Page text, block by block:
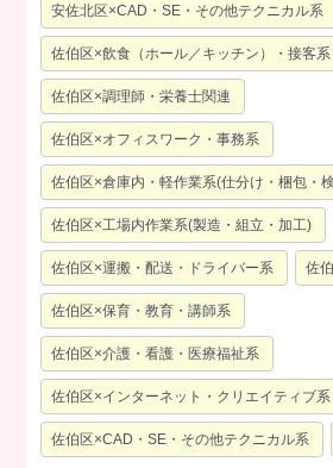
安佐北区×CAD・SE・その他テクニカル系
佐伯区×飲食（ホール／キッチン）・接客系
佐伯区×調理師・栄養士関連
佐伯区×オフィスワーク・事務系
佐伯区×倉庫内・軽作業系(仕分け・梱包・
佐伯区×工場内作業系(製造・組立・加工)
佐伯区×運搬・配送・ドライバー系 佐
佐伯区×保育・教育・講師系
佐伯区×介護・看護・医療福祉系
佐伯区×インターネット・クリエイティブ系
佐伯区×CAD・SE・その他テクニカル系